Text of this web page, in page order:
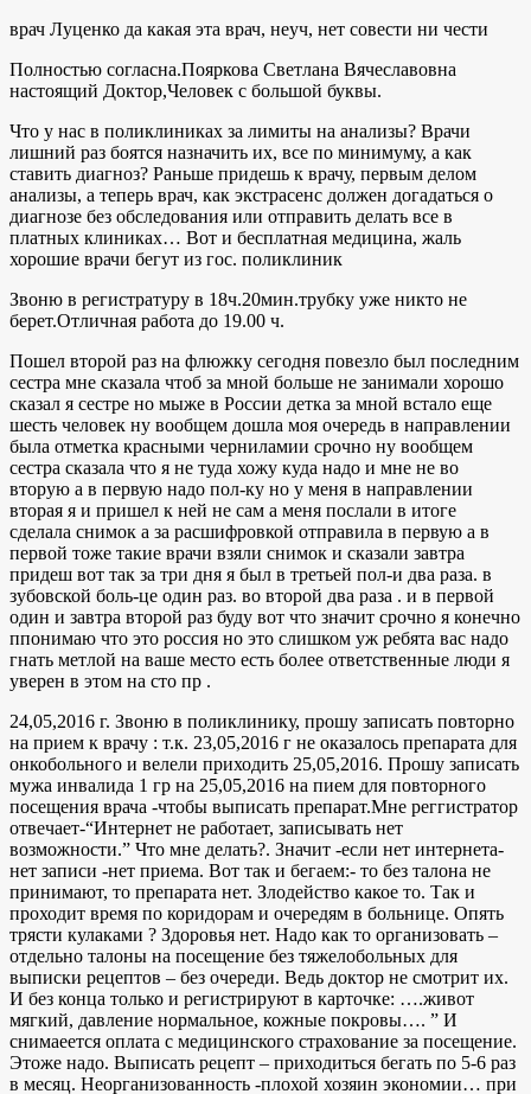
врач Луценко да какая эта врач, неуч, нет совести ни чести
Полностью согласна.Пояркова Светлана Вячеславовна
настоящий Доктор,Человек с большой буквы.
Что у нас в поликлиниках за лимиты на анализы? Врачи
лишний раз боятся назначить их, все по минимуму, а как
ставить диагноз? Раньше придешь к врачу, первым делом
анализы, а теперь врач, как экстрасенс должен догадаться о
диагнозе без обследования или отправить делать все в
платных клиниках… Вот и бесплатная медицина, жаль
хорошие врачи бегут из гос. поликлиник
Звоню в регистратуру в 18ч.20мин.трубку уже никто не
берет.Отличная работа до 19.00 ч.
Пошел второй раз на флюжку сегодня повезло был последним
сестра мне сказала чтоб за мной больше не занимали хорошо
сказал я сестре но мыже в России детка за мной встало еще
шесть человек ну вообщем дошла моя очередь в направлении
была отметка красными черниламии срочно ну вообщем
сестра сказала что я не туда хожу куда надо и мне не во
вторую а в первую надо пол-ку но у меня в направлении
вторая я и пришел к ней не сам а меня послали в итоге
сделала снимок а за расшифровкой отправила в первую а в
первой тоже такие врачи взяли снимок и сказали завтра
придеш вот так за три дня я был в третьей пол-и два раза. в
зубовской боль-це один раз. во второй два раза . и в первой
один и завтра второй раз буду вот что значит срочно я конечно
ппонимаю что это россия но это слишком уж ребята вас надо
гнать метлой на ваше место есть более ответственные люди я
уверен в этом на сто пр .
24,05,2016 г. Звоню в поликлинику, прошу записать повторно
на прием к врачу : т.к. 23,05,2016 г не оказалось препарата для
онкобольного и велели приходить 25,05,2016. Прошу записать
мужа инвалида 1 гр на 25,05,2016 на пием для повторного
посещения врача -чтобы выписать препарат.Мне реггистратор
отвечает-“Интернет не работает, записывать нет
возможности.” Что мне делать?. Значит -если нет интернета-
нет записи -нет приема. Вот так и бегаем:- то без талона не
принимают, то препарата нет. Злодейство какое то. Так и
проходит время по коридорам и очередям в больнице. Опять
трясти кулаками ? Здоровья нет. Надо как то организовать –
отдельно талоны на посещение без тяжелобольных для
выписки рецептов – без очереди. Ведь доктор не смотрит их.
И без конца только и регистрируют в карточке: ….живот
мягкий, давление нормальное, кожные покровы…. ” И
снимаеется оплата с медицинского страхование за посещение.
Этоже надо. Выписать рецепт – приходиться бегать по 5-6 раз
в месяц. Неорганизованность -плохой хозяин экономии… при